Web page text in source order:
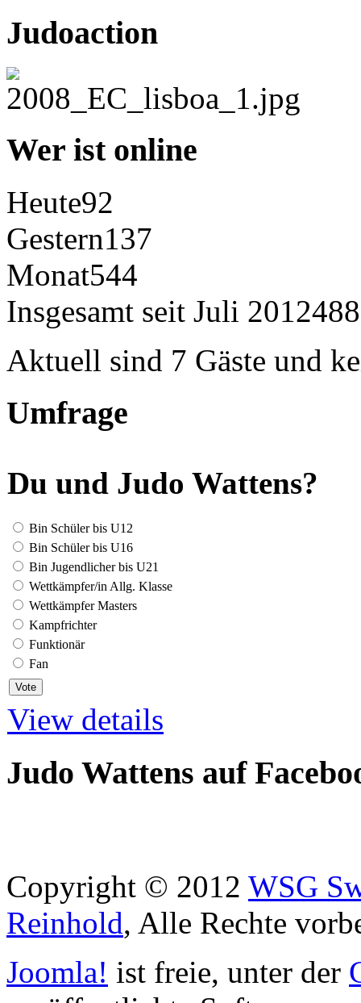
Judoaction
Wer ist online
Heute92
Gestern137
Monat544
Insgesamt seit Juli 2012
Aktuell sind 7 Gäste und
Umfrage
Du und Judo Wattens?
Bin Schüler bis U12
Bin Schüler bis U16
Bin Jugendlicher bis U21
Wettkämpfer/in Allg. Klasse
Wettkämpfer Masters
Kampfrichter
Funktionär
Fan
View details
Judo Wattens auf
Copyright © 2012 WSG
Reinhold, Alle Rechte
Joomla! ist freie, unter der